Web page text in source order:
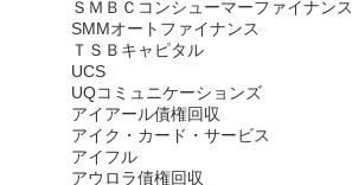
ＳＭＢＣコンシューマーファイナンス
SMMオートファイナンス
ＴＳＢキャピタル
UCS
UQコミュニケーションズ
アイアール債権回収
アイク・カード・サービス
アイフル
アウロラ債権回収